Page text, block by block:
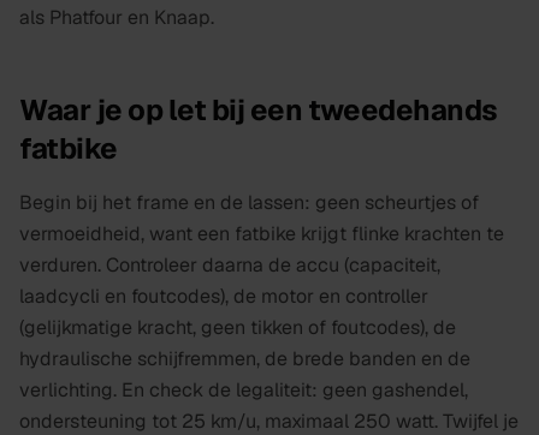
als Phatfour en Knaap.
Waar je op let bij een tweedehands
fatbike
Begin bij het frame en de lassen: geen scheurtjes of
vermoeidheid, want een fatbike krijgt flinke krachten te
verduren. Controleer daarna de accu (capaciteit,
laadcycli en foutcodes), de motor en controller
(gelijkmatige kracht, geen tikken of foutcodes), de
hydraulische schijfremmen, de brede banden en de
verlichting. En check de legaliteit: geen gashendel,
ondersteuning tot 25 km/u, maximaal 250 watt. Twijfel je